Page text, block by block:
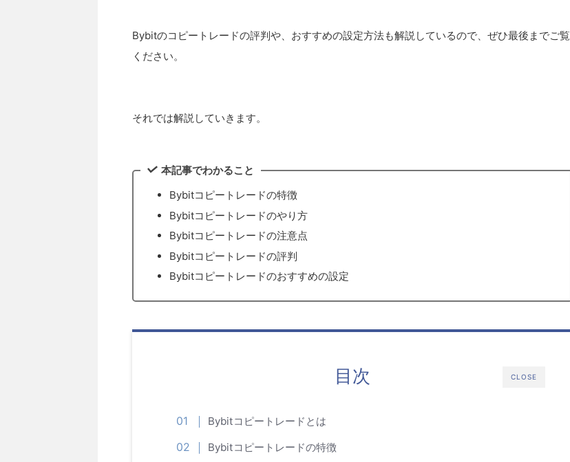
Bybitのコピートレードの評判や、おすすめの設定方法も解説しているので、ぜひ最後までご覧
ください。
それでは解説していきます。
本記事でわかること
Bybitコピートレードの特徴
Bybitコピートレードのやり方
Bybitコピートレードの注意点
Bybitコピートレードの評判
Bybitコピートレードのおすすめの設定
CLOSE
目次
Bybitコピートレードとは
Bybitコピートレードの特徴